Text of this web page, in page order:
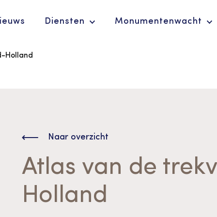
Diensten Monumentenwacht
Advies en
Holland
Atlas van de
Holland
Naar overzicht